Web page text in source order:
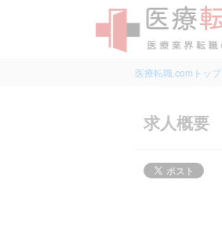
医療転職.comトップ
求人概要